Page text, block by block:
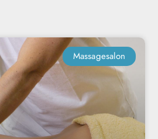
Massagesalon